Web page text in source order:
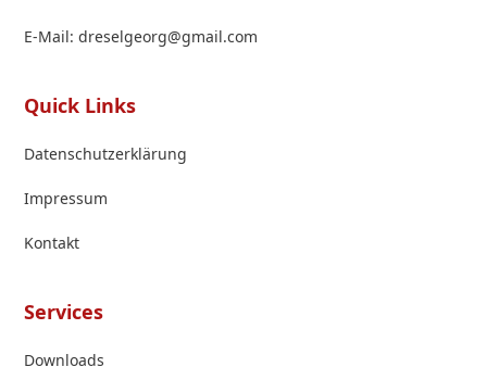
Services
Downloads
Quick Links
Datenschutzerklärung
Impressum
Kontakt
E-Mail: dreselgeorg@gmail.com